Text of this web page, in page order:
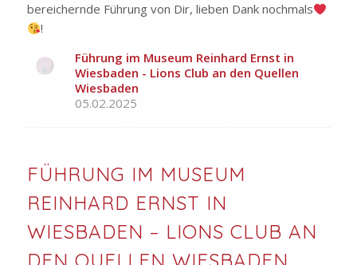
bereichernde Führung von Dir, lieben Dank nochmals
!
Führung im Museum Reinhard Ernst in
Wiesbaden - Lions Club an den Quellen
Wiesbaden
05.02.2025
FÜHRUNG IM MUSEUM
REINHARD ERNST IN
WIESBADEN – LIONS CLUB AN